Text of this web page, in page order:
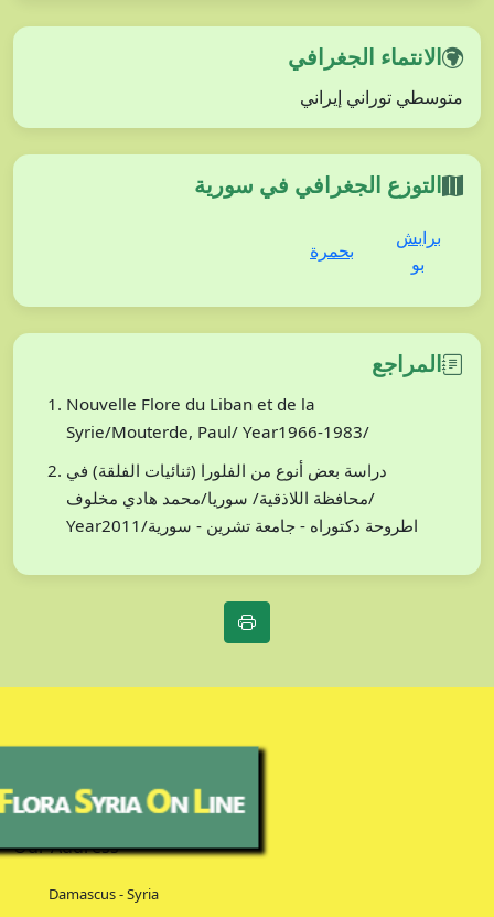
الانتماء الجغرافي
متوسطي توراني إيراني
التوزع الجغرافي في سورية
برابش
بو
بحمرة
المراجع
Nouvelle Flore du Liban et de la
Syrie/Mouterde, Paul/ Year1966-1983/
دراسة بعض أنوع من الفلورا (ثنائيات الفلقة) في
محافظة اللاذقية/ سوريا/محمد هادي مخلوف/
Year2011/اطروحة دكتوراه - جامعة تشرين - سورية
Our Address
Damascus - Syria